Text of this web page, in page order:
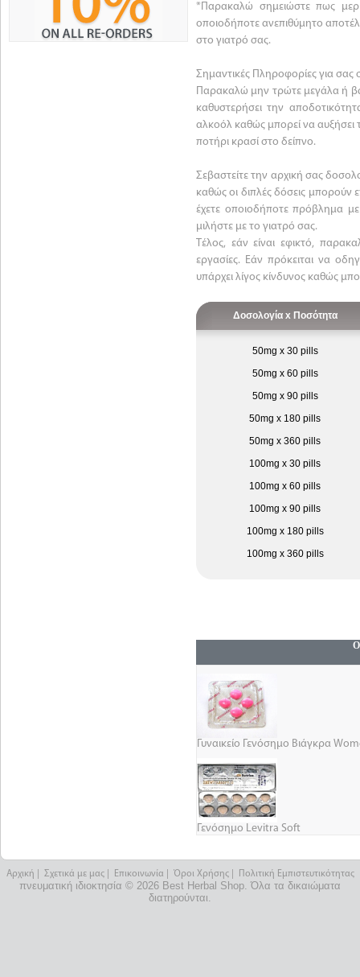
*Παρακαλώ σημειώστε πως
οποιοδήποτε ανεπιθύμητο
στο γιατρό σας.
Σημαντικές Πληροφορίες για σας
Παρακαλώ μην τρώτε μεγάλα ή
καθυστερήσει την
αλκοόλ καθώς μπορεί να αυξήσει
ποτήρι κρασί στο δείπνο.
Σεβαστείτε την αρχική σας
καθώς οι διπλές δόσεις μπορούν
έχετε οποιοδήποτε πρόβλημα
μιλήστε με το γιατρό σας.
Τέλος, εάν είναι εφικτό,
εργασίες. Εάν πρόκειται να
υπάρχει λίγος κίνδυνος καθώς
Δοσολογία x Ποσότητα
50mg x 30 pills
50mg x 60 pills
50mg x 90 pills
50mg x 180 pills
50mg x 360 pills
100mg x 30 pills
100mg x 60 pills
100mg x 90 pills
100mg x 180 pills
100mg x 360 pills
Γυναικείο Γενόσημο Βιάγκρα
Γενόσημο Levitra Soft
Αρχική Σχετικά με μας| Επικοινωνία Όροι Χρήσης| Πολιτική Εμπιστευτικότητας
πνευματική ιδιοκτησία © 2026 Best Herbal Shop. Όλα τα δικαιώματα
διατηρούνται.